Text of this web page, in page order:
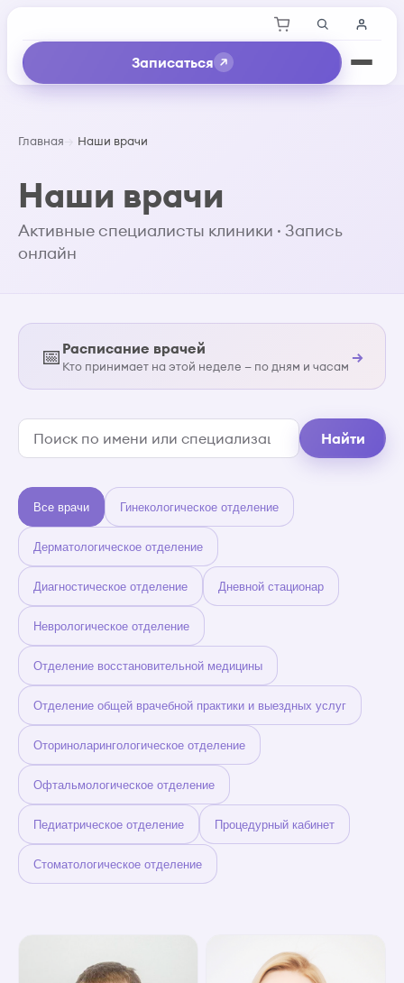
Записаться
Главная Наши врачи
Наши врачи
Активные специалисты клиники · Запись
онлайн
📅 Расписание врачей
Кто принимает на этой неделе — по дням и часам
→
Найти
Все врачи Гинекологическое отделение
Дерматологическое отделение
Диагностическое отделение Дневной стационар
Неврологическое отделение
Отделение восстановительной медицины
Отделение общей врачебной практики и выездных услуг
Оториноларингологическое отделение
Офтальмологическое отделение
Педиатрическое отделение Процедурный кабинет
Стоматологическое отделение